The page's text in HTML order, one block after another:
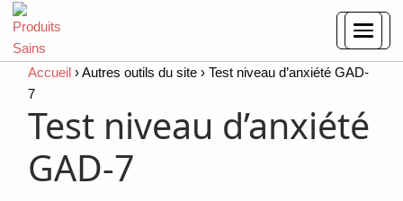
Accueil ›Autres outils du site ›Test niveau d’anxiété GAD-
7
Test niveau d’anxiété
GAD-7